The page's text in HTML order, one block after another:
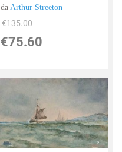
daArthur Streeton
€135.00
€75.60